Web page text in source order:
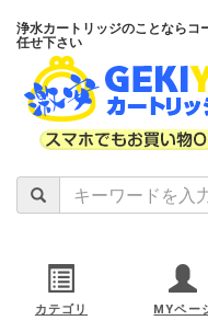
浄水カートリッジのことならコ
任せ下さい
カテゴリ MYペー